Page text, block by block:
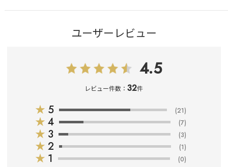
ユーザーレビュー
4.5
レビュー件数：32件
★ 5 (21)
★ 4 (7)
★ 3 (3)
★ 2 (1)
★ 1 (0)